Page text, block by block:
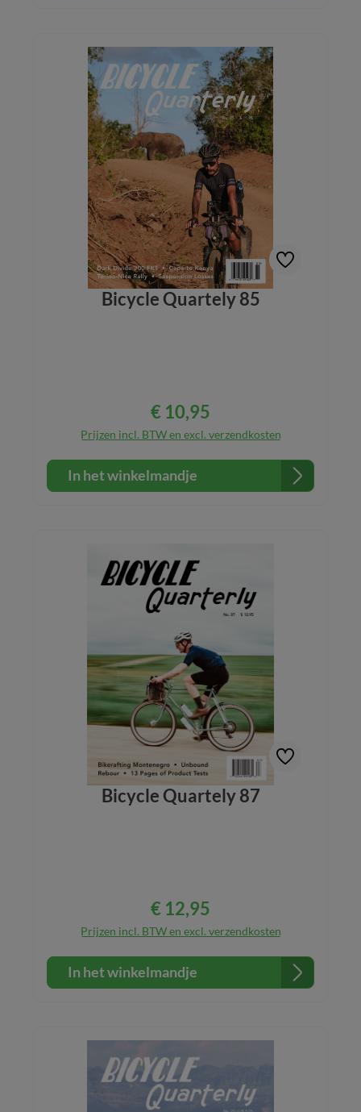
Bicycle Quartely 85
Normale prijs:
€ 10,95
Prijzen incl. BTW en excl. verzendkosten
In het winkelmandje
Bicycle Quartely 87
Normale prijs:
€ 12,95
Prijzen incl. BTW en excl. verzendkosten
In het winkelmandje